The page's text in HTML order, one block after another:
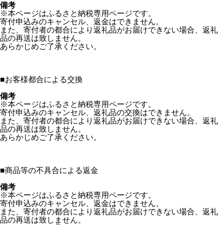
備考
※本ページはふるさと納税専用ページです。
寄付申込みのキャンセル、返金はできません。
また、寄付者の都合により返礼品がお届けできない場合、返礼
品の再送は致しません。
あらかじめご了承ください。
■お客様都合による交換
備考
※本ページはふるさと納税専用ページです。
寄付申込みのキャンセル、返礼品の交換はできません。
また、寄付者の都合により返礼品がお届けできない場合、返礼
品の再送は致しません。
あらかじめご了承ください。
■商品等の不具合による返金
備考
※本ページはふるさと納税専用ページです。
寄付申込みのキャンセル、返金はできません。
また、寄付者の都合により返礼品がお届けできない場合、返礼
品の再送は致しません。